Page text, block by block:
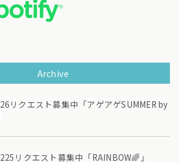
Archive
リクエスト募集中「アゲアゲSUMMER by
リクエスト募集中「RAINBOW🌈」